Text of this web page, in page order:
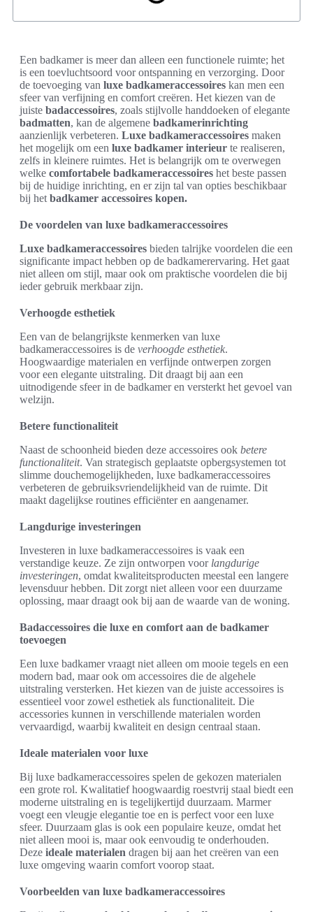
Een badkamer is meer dan alleen een functionele ruimte; het
is een toevluchtsoord voor ontspanning en verzorging. Door
de toevoeging van luxe badkameraccessoires kan men een
sfeer van verfijning en comfort creëren. Het kiezen van de
juiste badaccessoires, zoals stijlvolle handdoeken of elegante
badmatten, kan de algemene badkamerinrichting
aanzienlijk verbeteren. Luxe badkameraccessoires maken
het mogelijk om een luxe badkamer interieur te realiseren,
zelfs in kleinere ruimtes. Het is belangrijk om te overwegen
welke comfortabele badkameraccessoires het beste passen
bij de huidige inrichting, en er zijn tal van opties beschikbaar
bij het badkamer accessoires kopen.
De voordelen van luxe badkameraccessoires
Luxe badkameraccessoires bieden talrijke voordelen die een
significante impact hebben op de badkamerervaring. Het gaat
niet alleen om stijl, maar ook om praktische voordelen die bij
ieder gebruik merkbaar zijn.
Verhoogde esthetiek
Een van de belangrijkste kenmerken van luxe
badkameraccessoires is de verhoogde esthetiek.
Hoogwaardige materialen en verfijnde ontwerpen zorgen
voor een elegante uitstraling. Dit draagt bij aan een
uitnodigende sfeer in de badkamer en versterkt het gevoel van
welzijn.
Betere functionaliteit
Naast de schoonheid bieden deze accessoires ook betere
functionaliteit. Van strategisch geplaatste opbergsystemen tot
slimme douchemogelijkheden, luxe badkameraccessoires
verbeteren de gebruiksvriendelijkheid van de ruimte. Dit
maakt dagelijkse routines efficiënter en aangenamer.
Langdurige investeringen
Investeren in luxe badkameraccessoires is vaak een
verstandige keuze. Ze zijn ontworpen voor langdurige
investeringen, omdat kwaliteitsproducten meestal een langere
levensduur hebben. Dit zorgt niet alleen voor een duurzame
oplossing, maar draagt ook bij aan de waarde van de woning.
Badaccessoires die luxe en comfort aan de badkamer
toevoegen
Een luxe badkamer vraagt niet alleen om mooie tegels en een
modern bad, maar ook om accessoires die de algehele
uitstraling versterken. Het kiezen van de juiste accessoires is
essentieel voor zowel esthetiek als functionaliteit. Die
accessories kunnen in verschillende materialen worden
vervaardigd, waarbij kwaliteit en design centraal staan.
Ideale materialen voor luxe
Bij luxe badkameraccessoires spelen de gekozen materialen
een grote rol. Kwalitatief hoogwaardig roestvrij staal biedt een
moderne uitstraling en is tegelijkertijd duurzaam. Marmer
voegt een vleugje elegantie toe en is perfect voor een luxe
sfeer. Duurzaam glas is ook een populaire keuze, omdat het
niet alleen mooi is, maar ook eenvoudig te onderhouden.
Deze ideale materialen dragen bij aan het creëren van een
luxe omgeving waarin comfort voorop staat.
Voorbeelden van luxe badkameraccessoires